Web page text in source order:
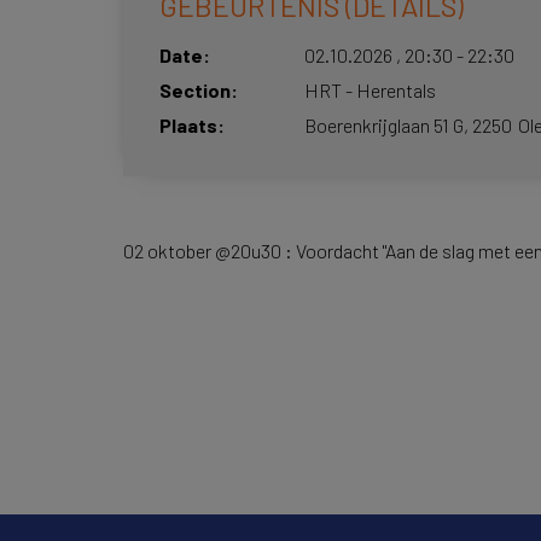
Date 02.10.2026 , 20:30 - 22:30
Section
HRT - Herentals
Plaats
Boerenkrijglaan 51 G, 2250
02 oktober @20u30 : Voordacht "Aan de slag met